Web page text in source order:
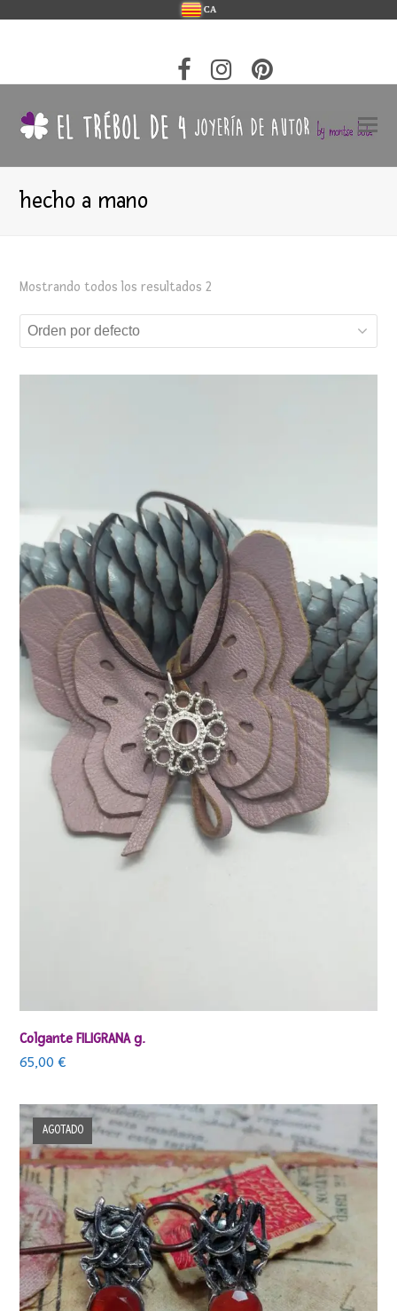
CA
hecho a mano
Mostrando todos los resultados 2
Colgante FILIGRANA g.
65,00€
AGOTADO